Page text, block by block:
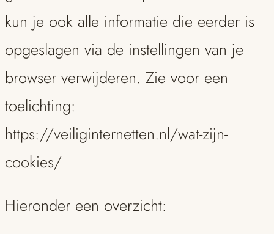
kun je ook alle informatie die eerder is
opgeslagen via de instellingen van je
browser verwijderen. Zie voor een
toelichting:
https://veiliginternetten.nl/wat-zijn-
cookies/
Hieronder een overzicht: